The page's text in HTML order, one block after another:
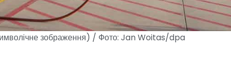
зображення) / Фото: Jan Woitas/dpa